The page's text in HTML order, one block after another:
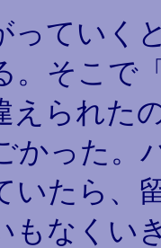
ていく
。そこで
えられた
かった。
いたら、
もなくい